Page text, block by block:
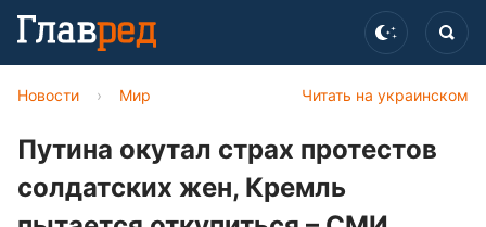
Читать на украинском
Новости › Мир
Путина окутал страх протестов
солдатских жен, Кремль